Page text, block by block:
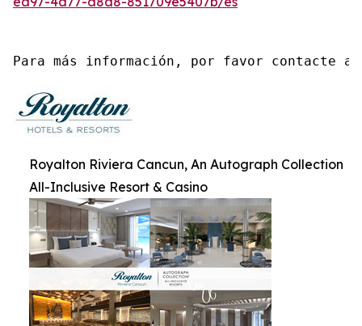
Para más información, por favor contacte a
Royalton Riviera Cancun, An Autograph Collection
All-Inclusive Resort & Casino